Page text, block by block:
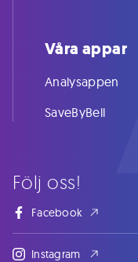
Följ oss!
Facebook
Instagram
Våra appar
Analysappen
SaveByBell